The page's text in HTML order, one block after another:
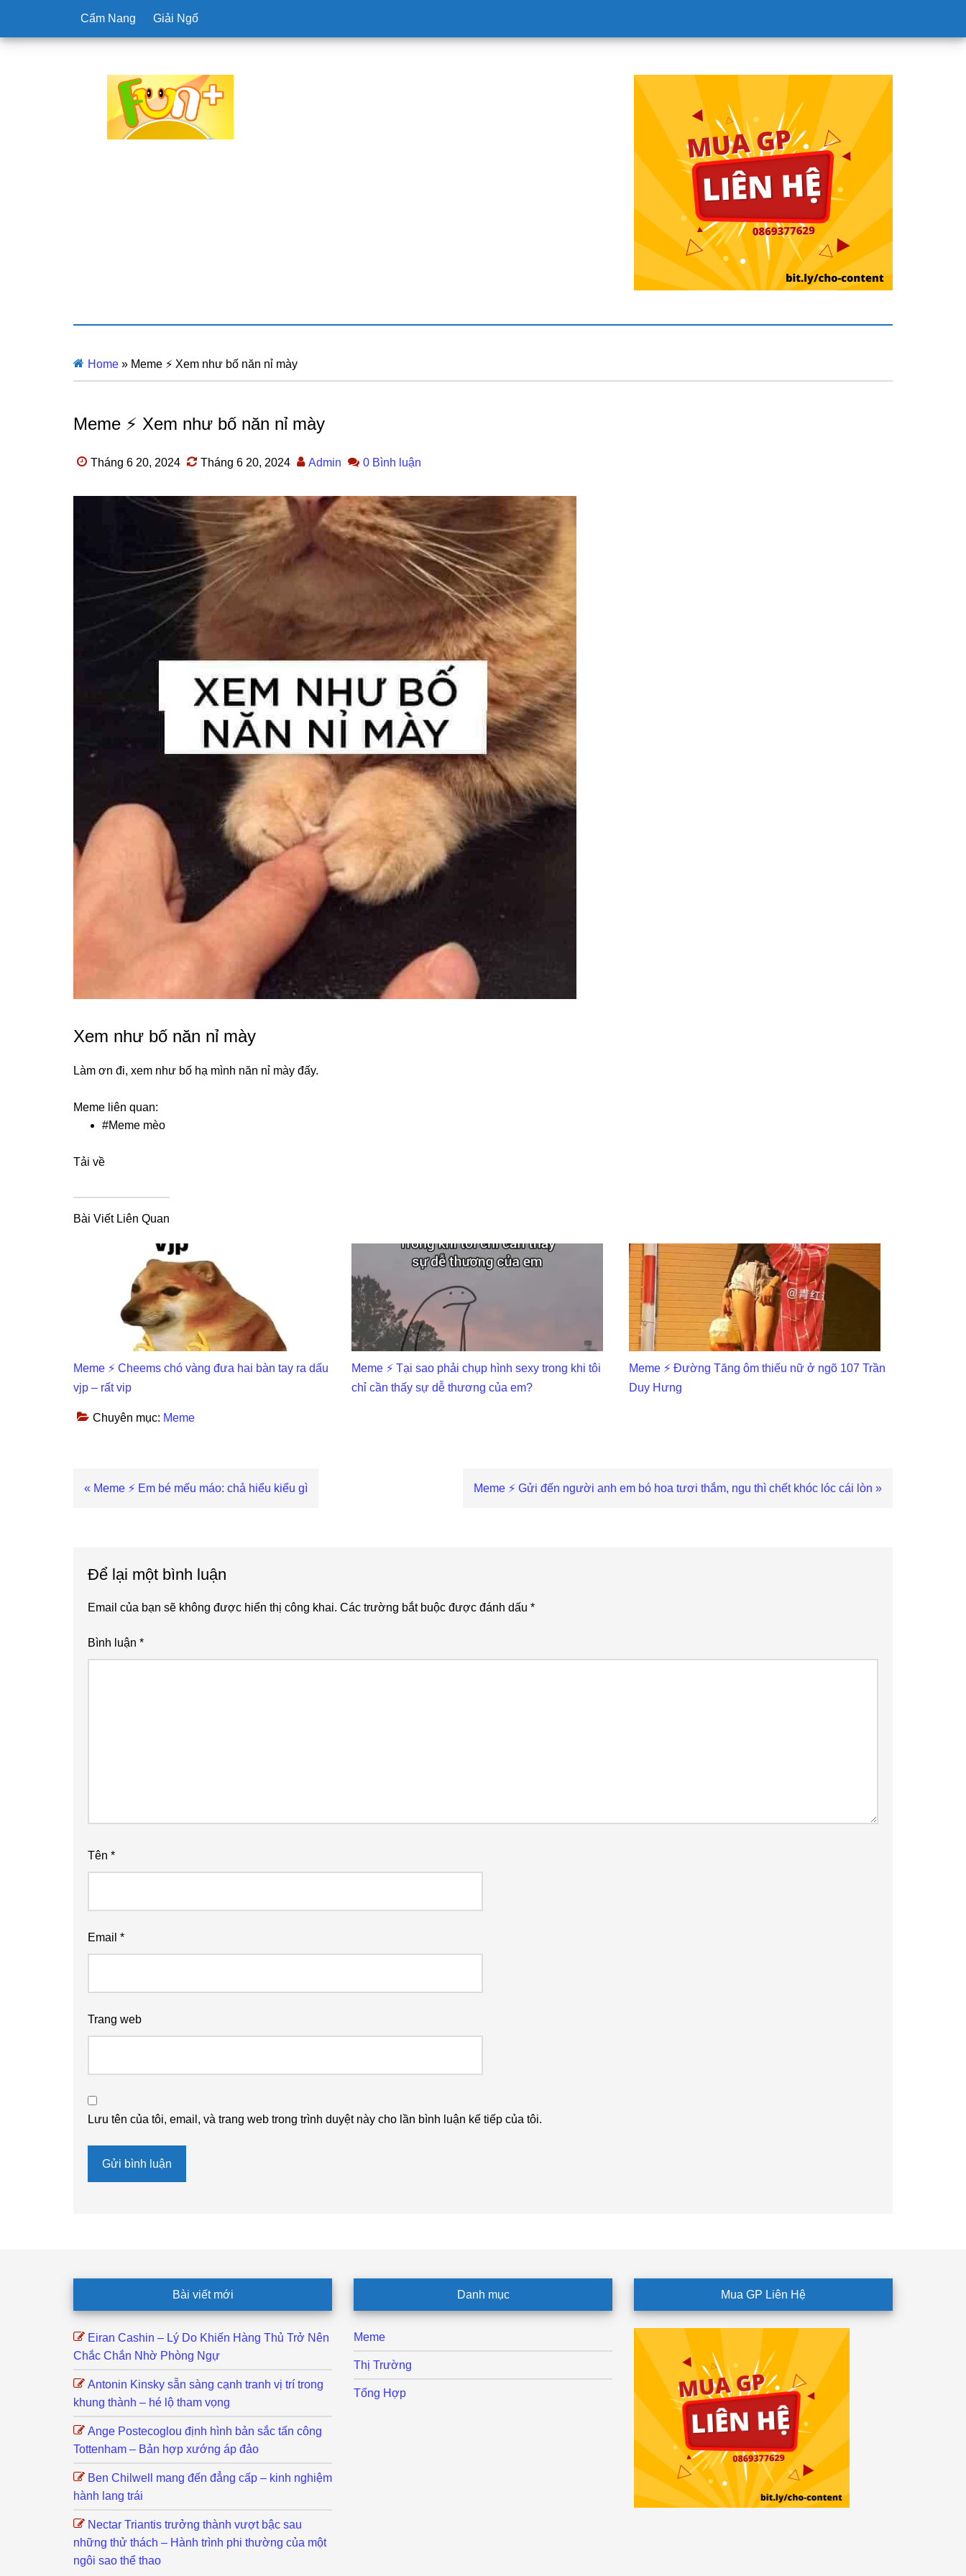
Cẩm Nang Giải Ngố
Home » Meme ⚡ Xem như bố năn nỉ mày
Meme ⚡ Xem như bố năn nỉ mày
Tháng 6 20, 2024 Tháng 6 20, 2024 Admin 0 Bình luận
Xem như bố năn nỉ mày
Làm ơn đi, xem như bố hạ mình năn nỉ mày đấy.
Meme liên quan:
#Meme mèo
Tải về
Bài Viết Liên Quan
Meme ⚡ Cheems chó vàng đưa hai bàn tay ra dấu
vjp – rất vip
Meme ⚡ Tại sao phải chụp hình sexy trong khi tôi
chỉ cần thấy sự dễ thương của em?
Meme ⚡ Đường Tăng ôm thiếu nữ ở ngõ 107 Trần
Duy Hưng
Chuyên mục: Meme
Previous
« Meme ⚡ Em bé mếu máo: chả hiểu kiểu gì
Next
Meme ⚡ Gửi đến người anh em bó hoa tươi thắm, ngu thì chết khóc lóc cái lòn »
Để lại một bình luận
Email của bạn sẽ không được hiển thị công khai. Các trường bắt buộc được đánh dấu *
Bình luận *
Tên *
Email *
Trang web
Lưu tên của tôi, email, và trang web trong trình duyệt này cho lần bình luận kế tiếp của tôi.
Bài viết mới
Eiran Cashin – Lý Do Khiến Hàng Thủ Trở Nên
Chắc Chắn Nhờ Phòng Ngự
Antonin Kinsky sẵn sàng cạnh tranh vị trí trong
khung thành – hé lộ tham vọng
Ange Postecoglou định hình bản sắc tấn công
Tottenham – Bản hợp xướng áp đảo
Ben Chilwell mang đến đẳng cấp – kinh nghiệm
hành lang trái
Nectar Triantis trưởng thành vượt bậc sau
những thử thách – Hành trình phi thường của một
ngôi sao thể thao
Danh mục
Meme
Thị Trường
Tổng Hợp
Mua GP Liên Hệ